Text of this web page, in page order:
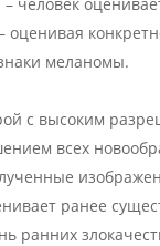
оценивая
меланомы.
с высоким
всех
ранее
ранних